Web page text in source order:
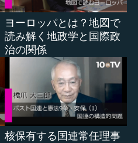
間から一人で何個もの不動
ヨーロッパとは？地図で
読み解く地政学と国際政
治の関係
核保有する国連常任理事